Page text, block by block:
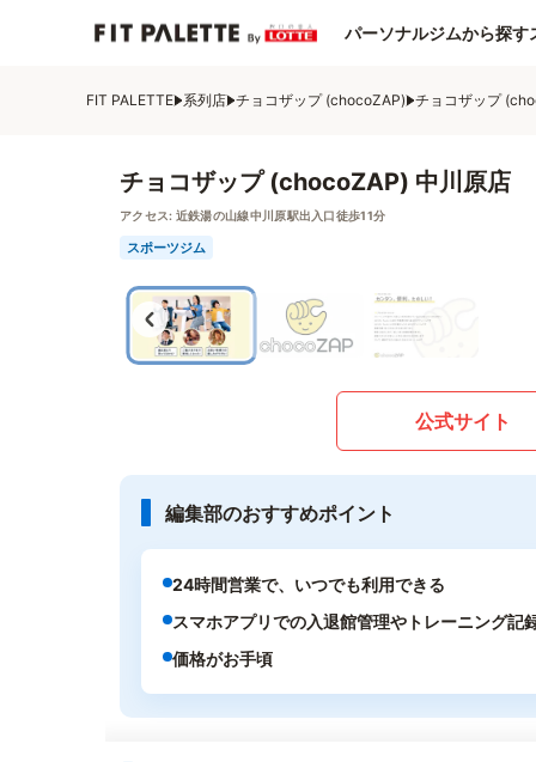
パーソナルジムから探す
FIT PALETTE 系列店 チョコザップ (chocoZAP) チョコザップ
チョコザップ (chocoZAP) 中川原店
アクセス: 近鉄湯の山線中川原駅出入口徒歩11分
スポーツジム
公式サイト
編集部のおすすめポイント
24時間営業で、いつでも利用できる
スマホアプリでの入退館管理やトレーニング記
価格がお手頃